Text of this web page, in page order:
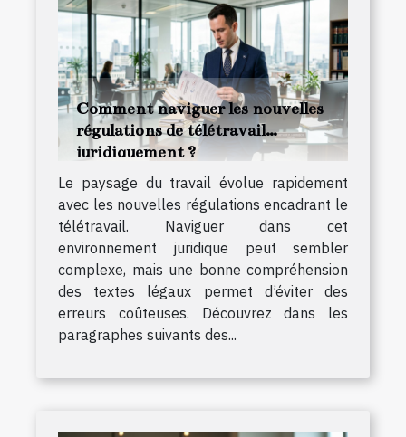
Comment naviguer les nouvelles
régulations de télétravail
juridiquement ?
Le paysage du travail évolue rapidement
avec les nouvelles régulations encadrant le
télétravail. Naviguer dans cet
environnement juridique peut sembler
complexe, mais une bonne compréhension
des textes légaux permet d’éviter des
erreurs coûteuses. Découvrez dans les
paragraphes suivants des...